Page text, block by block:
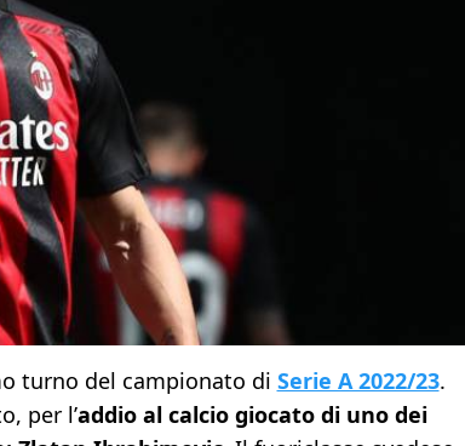
turno del campionato di Serie A 2022/23.
per l’addio al calcio giocato di uno dei